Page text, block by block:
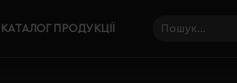
КАТАЛОГ ПРОДУКЦІЇ